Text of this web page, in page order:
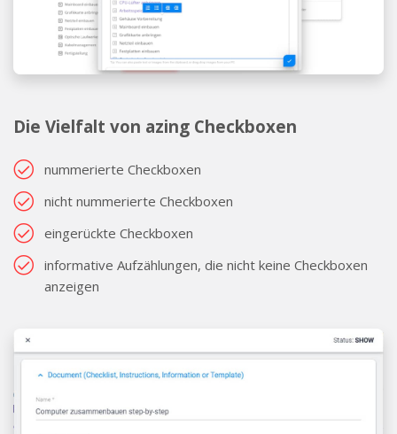
Die Vielfalt von azing Checkboxen
nummerierte Checkboxen
nicht nummerierte Checkboxen
eingerückte Checkboxen
informative Aufzählungen, die nicht keine Checkboxen
anzeigen